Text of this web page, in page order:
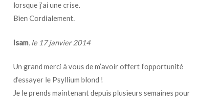
lorsque j’ai une crise.
Bien Cordialement.
Isam, le 17 janvier 2014
Un grand merci à vous de m’avoir offert l’opportunité
d’essayer le Psyllium blond !
Je le prends maintenant depuis plusieurs semaines pour